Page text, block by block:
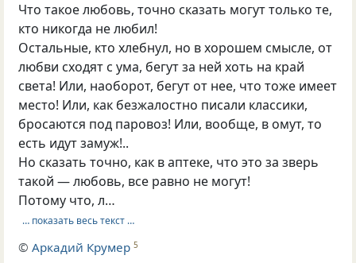
Что такое любовь, точно сказать могут только те,
кто никогда не любил!
Остальные, кто хлебнул, но в хорошем смысле, от
любви сходят с ума, бегут за ней хоть на край
света! Или, наоборот, бегут от нее, что тоже имеет
место! Или, как безжалостно писали классики,
бросаются под паровоз! Или, вообще, в омут, то
есть идут замуж!..
Но сказать точно, как в аптеке, что это за зверь
такой — любовь, все равно не могут!
Потому что, л…
… показать весь текст …
©Аркадий Крумер 5